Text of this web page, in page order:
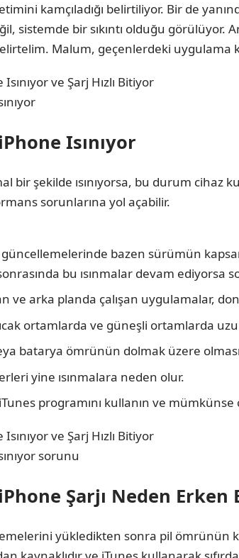
kamçıladığı belirtiliyor. Bir de
sistemde bir sıkıntı olduğu
Malum, geçenlerdeki uygulama
Isınıyor
şekilde ısınıyorsa, bu durum cihaz
sorunlarına yol açabilir.
bazen sürümün
bu ısınmalar devam
ve arka planda çalışan uygulamalar,
ortamlarda ve güneşli ortamlarda
batarya ömrünün dolmak üzere
yine ısınmalara neden olur.
iTunes programını kullanın ve mümkünse
sorunu
Şarjı Neden
yükledikten sonra pil ömrünün